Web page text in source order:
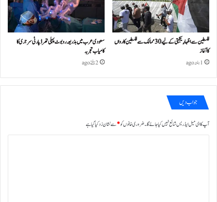
فلسطین سے اظہارِ یکجہتی کے لیے 30 ممالک سے فلسطین کارواں
کا آغاز
1 ہفتہ ago
سعودی عرب میں بذریعہ روبوٹ پہلی تھرڈ پارٹی سرجری کا
کامیاب تجربہ
2 ہفتے ago
جواب دیں
آپ کا ای میل ایڈریس شائع نہیں کیا جائے گا۔ضروری خانوں کو*سے نشان زد کیا گیا ہے